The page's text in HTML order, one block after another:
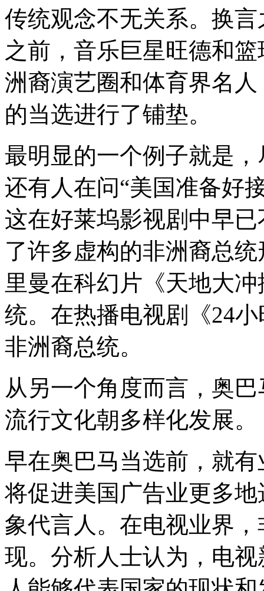
传统观念不无关系。换
之前，音乐巨星旺德和
洲裔演艺圈和体育界名
的当选进行了铺垫。
最明显的一个例子就是
还有人在问“美国准备好
这在好莱坞影视剧中早
了许多虚构的非洲裔总
里曼在科幻片《天地大
统。在热播电视剧《24
非洲裔总统。
从另一个角度而言，奥
流行文化朝多样化发展。
早在奥巴马当选前，就
将促进美国广告业更多
象代言人。在电视业界
现。分析人士认为，电